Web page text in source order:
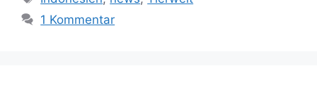
e
c
1 Kommentar